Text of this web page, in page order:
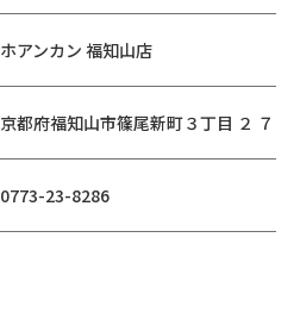
ホアンカン 福知山店
京都府福知山市篠尾新町３丁目 ２ ７
0773-23-8286